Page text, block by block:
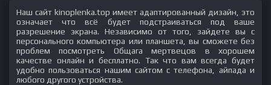
Наш сайт kinoplenka.top имеет адаптированный дизайн, это
означает что всё будет подстраиваться под ваше
разрешение экрана. Независимо от того, зайдете вы с
персонального компьютера или планшета, вы сможете без
проблем посмотреть Общага мертвецов в хорошем
качестве онлайн и бесплатно. Так что вам всегда будет
удобно пользоваться нашим сайтом с телефона, айпада и
любого другого устройства.